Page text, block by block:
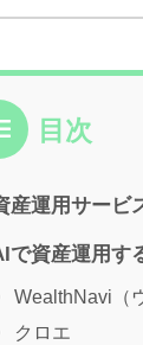
目次
産運用サービ
で資産運用す
WealthNavi（
クロエ